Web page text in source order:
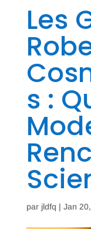
Les
s :
par jldfq | Jan